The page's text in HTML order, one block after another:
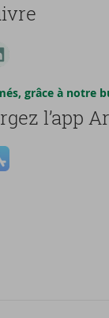
grâce à notre
l’app